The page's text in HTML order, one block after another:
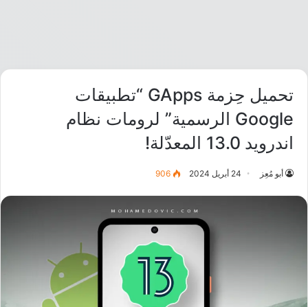
تحميل حِزمة GApps “تطبيقات
Google الرسمية” لرومات نظام
اندرويد 13.0 المعدّلة!
أبو مُعِز 24 أبريل 2024 906